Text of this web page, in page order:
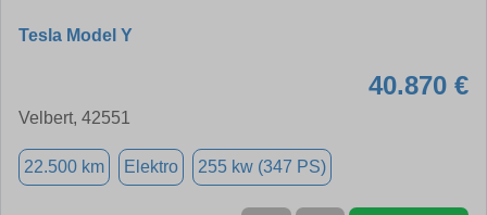
Tesla Model Y
40.870 €
Velbert, 42551
22.500 km Elektro 255 kw (347 PS)